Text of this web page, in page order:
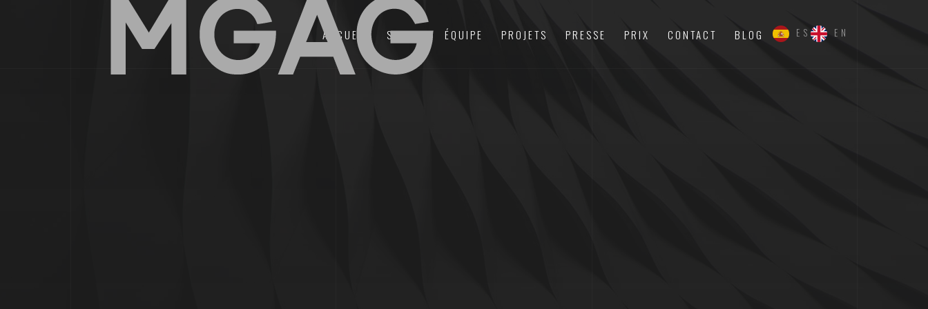
ACCUEIL STUDIO ÉQUIPE PROJETS PRESSE PRIX CONTACT BLOG ES EN